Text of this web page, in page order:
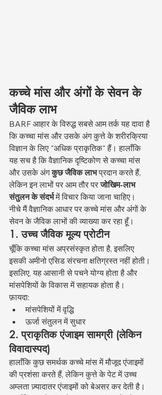
कच्चे मांस और अंगों के सेवन के
जैविक लाभ
BARF आहार के विरुद्ध सबसे आम तर्क यह दावा है
कि कच्चा मांस और उसके अंग कुत्ते के शरीरक्रिया
विज्ञान के लिए "अधिक प्राकृतिक" हैं। हालाँकि
यह सच है कि वैज्ञानिक दृष्टिकोण से कच्चा मांस
और उसके अंग कुछ जैविक लाभ प्रदान करते हैं,
लेकिन इन लाभों पर आम तौर पर जोखिम-लाभ
संतुलन के संदर्भ में विचार किया जाना चाहिए।
नीचे मैं वैज्ञानिक आधार पर कच्चे मांस और अंगों के
सेवन के जैविक लाभों की व्याख्या कर रहा हूँ।
1. उच्च जैविक मूल्य प्रोटीन
चूँकि कच्चा मांस अप्रसंस्कृत होता है, इसलिए
इसकी अमीनो एसिड संरचना क्षतिग्रस्त नहीं होती।
इसलिए, यह आसानी से पचने योग्य होता है और
मांसपेशियों के विकास में सहायक होता है।
फ़ायदा:
मांसपेशियों में वृद्धि
ऊर्जा संतुलन में सुधार
2. प्राकृतिक एंजाइम सामग्री (लेकिन
विवादास्पद)
हालाँकि कुछ समर्थक कच्चे मांस में मौजूद एंजाइमों
की प्रशंसा करते हैं, लेकिन कुत्ते के पेट में उच्च
अम्लता ज़्यादातर एंजाइमों को बेअसर कर देती है।